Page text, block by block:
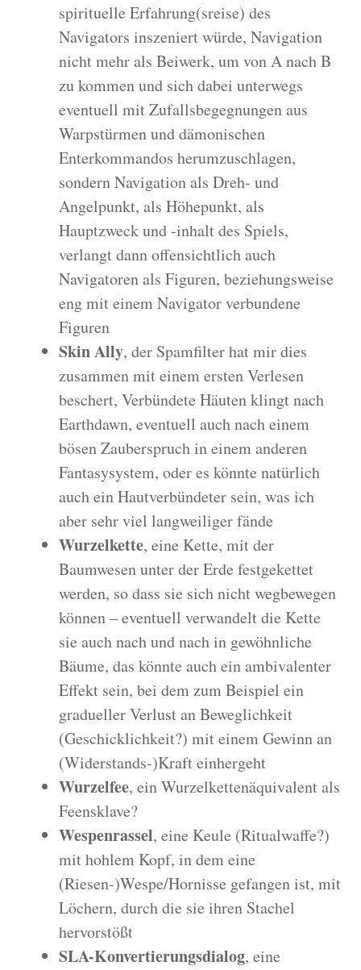
spirituelle Erfahrung(sreise) des
Navigators inszeniert würde, Navigation
nicht mehr als Beiwerk, um von A nach B
zu kommen und sich dabei unterwegs
eventuell mit Zufallsbegegnungen aus
Warpstürmen und dämonischen
Enterkommandos herumzuschlagen,
sondern Navigation als Dreh- und
Angelpunkt, als Höhepunkt, als
Hauptzweck und -inhalt des Spiels,
verlangt dann offensichtlich auch
Navigatoren als Figuren, beziehungsweise
eng mit einem Navigator verbundene
Figuren
Skin Ally, der Spamfilter hat mir dies
zusammen mit einem ersten Verlesen
beschert, Verbündete Häuten klingt nach
Earthdawn, eventuell auch nach einem
bösen Zauberspruch in einem anderen
Fantasysystem, oder es könnte natürlich
auch ein Hautverbündeter sein, was ich
aber sehr viel langweiliger fände
Wurzelkette, eine Kette, mit der
Baumwesen unter der Erde festgekettet
werden, so dass sie sich nicht wegbewegen
können – eventuell verwandelt die Kette
sie auch nach und nach in gewöhnliche
Bäume, das könnte auch ein ambivalenter
Effekt sein, bei dem zum Beispiel ein
gradueller Verlust an Beweglichkeit
(Geschicklichkeit?) mit einem Gewinn an
(Widerstands-)Kraft einhergeht
Wurzelfee, ein Wurzelkettenäquivalent als
Feensklave?
Wespenrassel, eine Keule (Ritualwaffe?)
mit hohlem Kopf, in dem eine
(Riesen-)Wespe/Hornisse gefangen ist, mit
Löchern, durch die sie ihren Stachel
hervorstößt
SLA-Konvertierungsdialog, eine